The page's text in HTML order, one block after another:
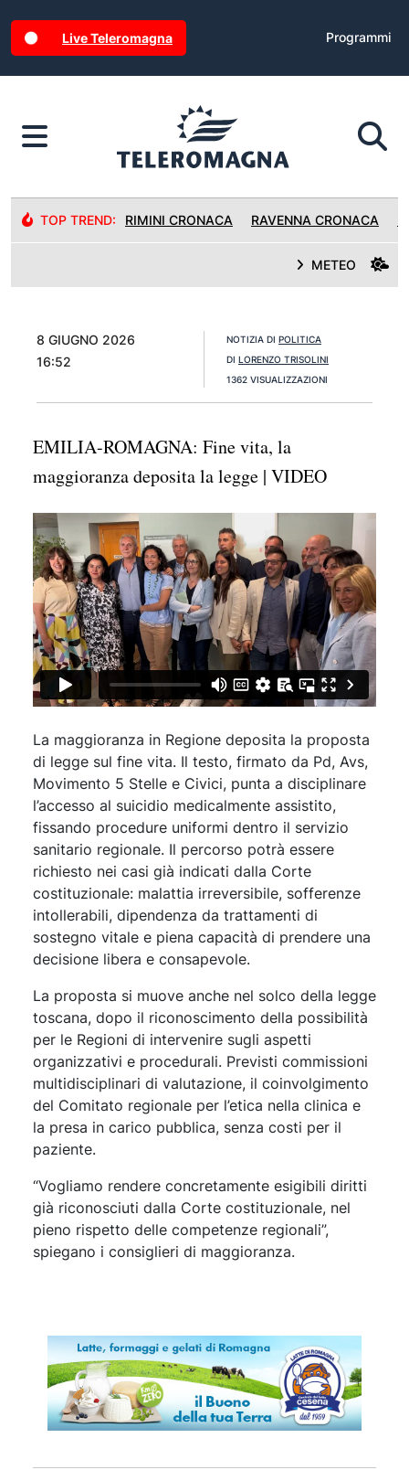
Live Teleromagna Programmi
TOP TREND: RIMINI CRONACA RAVENNA CRONACA
METEO
8 GIUGNO 2026
16:52
NOTIZIA DI POLITICA
DI LORENZO TRISOLINI
1362 VISUALIZZAZIONI
EMILIA-ROMAGNA: Fine vita, la
maggioranza deposita la legge | VIDEO
La maggioranza in Regione deposita la proposta
di legge sul fine vita. Il testo, firmato da Pd, Avs,
Movimento 5 Stelle e Civici, punta a disciplinare
l’accesso al suicidio medicalmente assistito,
fissando procedure uniformi dentro il servizio
sanitario regionale. Il percorso potrà essere
richiesto nei casi già indicati dalla Corte
costituzionale: malattia irreversibile, sofferenze
intollerabili, dipendenza da trattamenti di
sostegno vitale e piena capacità di prendere una
decisione libera e consapevole.
La proposta si muove anche nel solco della legge
toscana, dopo il riconoscimento della possibilità
per le Regioni di intervenire sugli aspetti
organizzativi e procedurali. Previsti commissioni
multidisciplinari di valutazione, il coinvolgimento
del Comitato regionale per l’etica nella clinica e
la presa in carico pubblica, senza costi per il
paziente.
“Vogliamo rendere concretamente esigibili diritti
già riconosciuti dalla Corte costituzionale, nel
pieno rispetto delle competenze regionali”,
spiegano i consiglieri di maggioranza.